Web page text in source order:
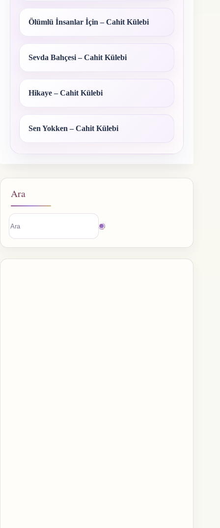
Ölümlü İnsanlar İçin – Cahit Külebi
Sevda Bahçesi – Cahit Külebi
Hikaye – Cahit Külebi
Sen Yokken – Cahit Külebi
Ara